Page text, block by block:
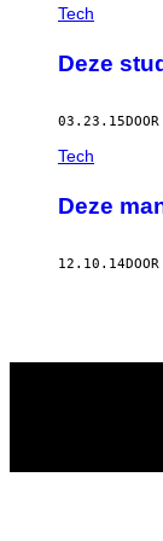
Tech
Deze
03.23.15DOOR
Tech
​Deze
12.10.14DOOR